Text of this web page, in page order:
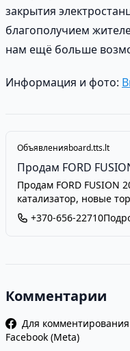
закрытия
благополучием
нам ещё больше
Информация и фото:
Объявленияboard.tts.lt
Продам FORD
Продам FORD FUSION
катализатор, новые
656-22710
+370-656-22710
Комментарии
Для
Facebook (Meta)